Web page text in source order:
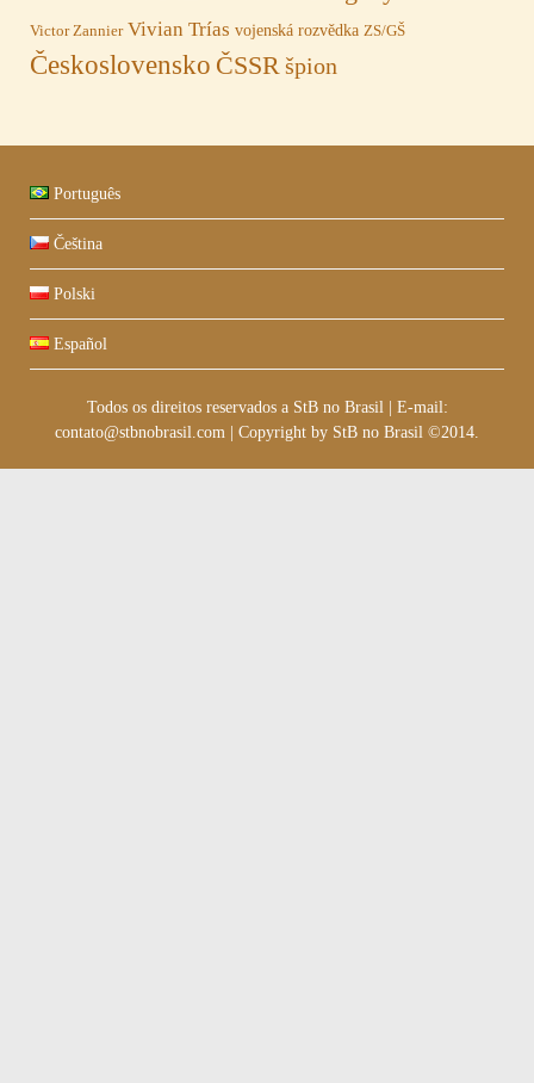
Victor Zannier Vivian Trías vojenská rozvědka ZS/GŠ
Československo ČSSR špion
Português
Čeština
Polski
Español
Todos os direitos reservados a StB no Brasil | E-mail:
contato@stbnobrasil.com | Copyright by StB no Brasil ©2014